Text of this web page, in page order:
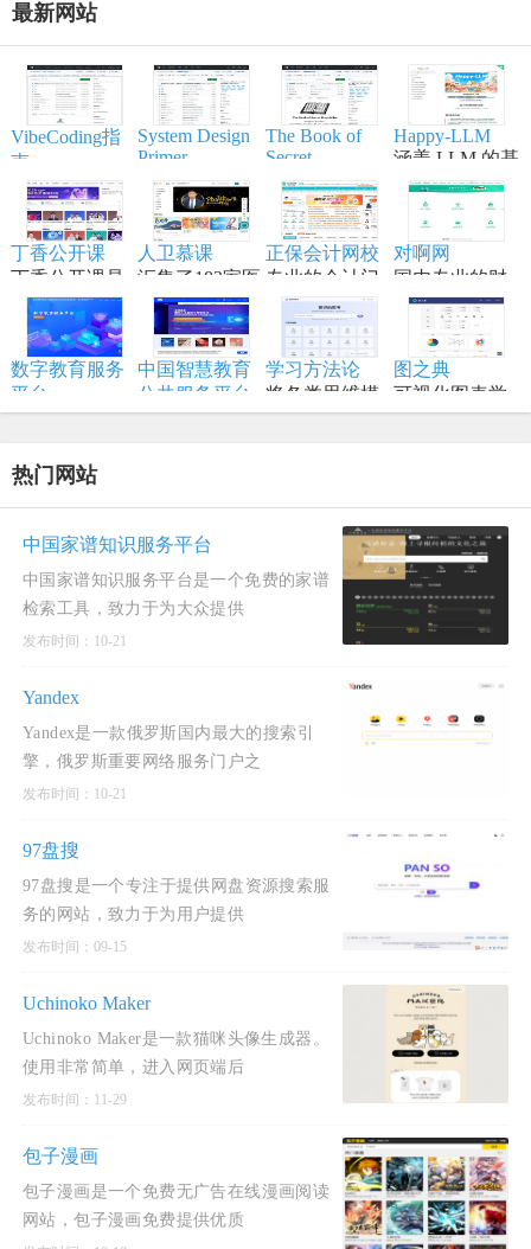
最新网站
VibeCoding指
南
一个通过与 AI
结对编程，将
想法变为现实
的终极工作站
System Design
Primer
帮助开发者学
习大型系统设
计原理、备战
技术面试，是
系统设计领域
的权威学习资
源。
The Book of
Secret
Knowledge
实用的列表、
手册、备忘
单、黑客技
巧、一行代
码、命令行/网
页工具资源。
Happy-LLM
涵盖 LLM 的基
本原理,训练流
程,模型构建等
内容,适合具备
一定编程和深
学习者。
丁香公开课
丁香公开课是
将传统线下授
课搬到网络平
台
人卫慕课
汇集了182家医
学高等院校的
顶尖资源
正保会计网校
专业的会计门
户网站，专注
财会职业培训
品牌,从事初级
会计职称考试
对啊网
国内专业的财
经财会会计类
职业教育分班
直播网校
数字教育服务
平台
以数字化推动
展为核心，服
师、学生及社
会公众。
中国智慧教育
公共服务平台
全称中国国家
学习方法论
将各类思维模
型、创新方法
图之典
可视化图表学
习网站
热门网站
中国家谱知识服务平台
中国家谱知识服务平台是一个免费的家谱
检索工具，致力于为大众提供
发布时间：10-21
Yandex
Yandex是一款俄罗斯国内最大的搜索引
擎，俄罗斯重要网络服务门户之
发布时间：10-21
97盘搜
97盘搜是一个专注于提供网盘资源搜索服
务的网站，致力于为用户提供
发布时间：09-15
Uchinoko Maker
Uchinoko Maker是一款猫咪头像生成器。
使用非常简单，进入网页端后
发布时间：11-29
包子漫画
包子漫画是一个免费无广告在线漫画阅读
网站，包子漫画免费提供优质